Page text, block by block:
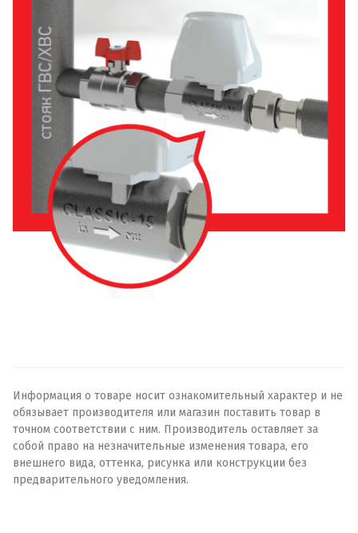
Информация о товаре носит ознакомительный характер и не
обязывает производителя или магазин поставить товар в
точном соответствии с ним. Производитель оставляет за
собой право на незначительные изменения товара, его
внешнего вида, оттенка, рисунка или конструкции без
предварительного уведомления.